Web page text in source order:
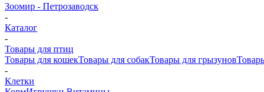
Зоомир - Петрозаводск
-
Каталог
-
Товары для птиц
Товары для кошекТовары для собакТовары для грызунов
-
Клетки